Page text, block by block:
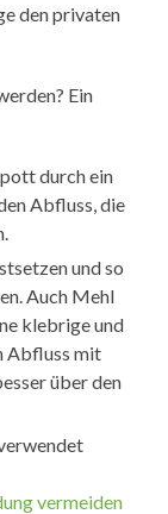
den privaten
Ein
durch ein
Abfluss, die
und so
Auch Mehl
klebrige und
Abfluss mit
über den
vermeiden